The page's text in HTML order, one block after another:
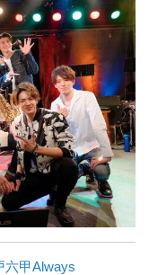
六甲Always